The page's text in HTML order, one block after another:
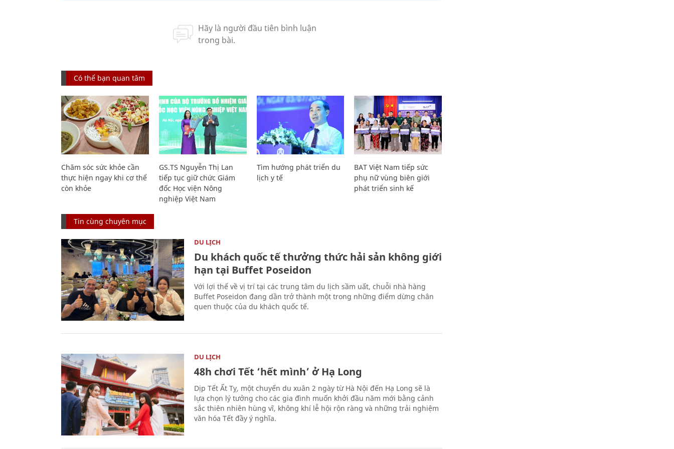
Có thể bạn quan tâm
Chăm sóc sức khỏe cần
thực hiện ngay khi cơ thể
còn khỏe
GS.TS Nguyễn Thị Lan
tiếp tục giữ chức Giám
đốc Học viện Nông
nghiệp Việt Nam
Tìm hướng phát triển du
lịch y tế
BAT Việt Nam tiếp sức
phụ nữ vùng biên giới
phát triển sinh kế
Tin cùng chuyên mục
DU LỊCH
Du khách quốc tế thưởng thức hải sản không giới
hạn tại Buffet Poseidon
Với lợi thế về vị trí tại các trung tâm du lịch sầm uất, chuỗi nhà hàng
Buffet Poseidon đang dần trở thành một trong những điểm dừng chân
quen thuộc của du khách quốc tế.
DU LỊCH
48h chơi Tết ‘hết mình’ ở Hạ Long
Dịp Tết Ất Tỵ, một chuyến du xuân 2 ngày từ Hà Nội đến Hạ Long sẽ là
lựa chọn lý tưởng cho các gia đình muốn khởi đầu năm mới bằng cảnh
sắc thiên nhiên hùng vĩ, không khí lễ hội rộn ràng và những trải nghiệm
văn hóa Tết đầy ý nghĩa.